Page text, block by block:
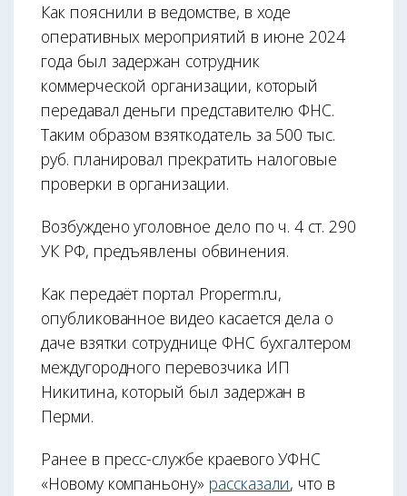
Как пояснили в ведомстве, в ходе
оперативных мероприятий в июне 2024
года был задержан сотрудник
коммерческой организации, который
передавал деньги представителю ФНС.
Таким образом взяткодатель за 500 тыс.
руб. планировал прекратить налоговые
проверки в организации.
Возбуждено уголовное дело по ч. 4 ст. 290
УК РФ, предъявлены обвинения.
Как передаёт портал Properm.ru,
опубликованное видео касается дела о
даче взятки сотруднице ФНС бухгалтером
междугородного перевозчика ИП
Никитина, который был задержан в
Перми.
Ранее в пресс-службе краевого УФНС
«Новому компаньону» рассказали, что в